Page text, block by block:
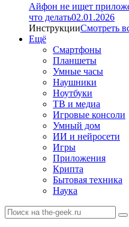
Айфон не ищет
что делать02.01.2026
ИнструкцииСмотреть
Ещё
Смартфоны
Планшеты
Умные часы
Наушники
Ноутбуки
ТВ и медиа
Игровые консоли
Умный дом
ИИ и нейросети
Игры
Приложения
Крипта
Бытовая техника
Наука